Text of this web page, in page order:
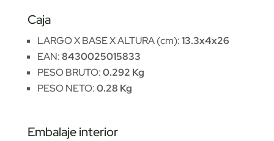
Caja
LARGO X BASE X ALTURA (cm):13.3x4x26
EAN:8430025015833
PESO BRUTO:0.292 Kg
PESO NETO:0.28 Kg
Embalaje interior